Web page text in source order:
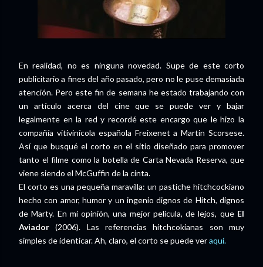
En realidad, no es ninguna novedad. Supe de este corto
publicitario a fines del año pasado, pero no le puse demasiada
atención. Pero este fin de semana he estado trabajando con
un artículo acerca del cine que se puede ver y bajar
legalmente en la red y recordé este encargo que le hizo la
compañía vitivinícola española Freixenet a Martin Scorsese.
Así que busqué el corto en el sitio diseñado para promover
tanto el filme como la botella de Carta Nevada Reserva, que
viene siendo el McGuffin de la cinta.
El corto es una pequeña maravilla: un pastiche hitchcockiano
hecho con amor, humor y un ingenio dignos de Hitch, dignos
de Marty. En mi opinión, una mejor película, de lejos, que El
Aviador (2006). Las referencias hitchcokianas son muy
simples de identicar. Ah, claro, el corto se puede veraquí.